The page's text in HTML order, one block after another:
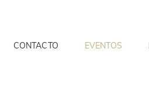
CONTACTO EVENTOS